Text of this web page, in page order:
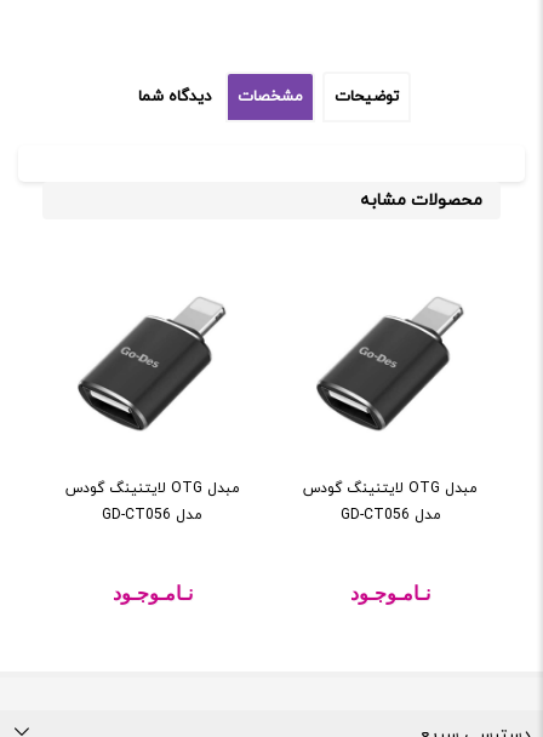
توضیحات مشخصات دیدگاه شما
محصولات مشابه
مبدل OTG لایتنینگ گودس
مدل GD-CT056
نـامـوجـود
مبدل OTG لایتنینگ گودس
مدل GD-CT056
نـامـوجـود